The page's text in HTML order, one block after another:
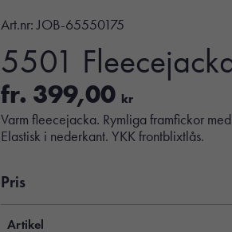
Art.nr:JOB-65550175
5501
fr. 399,00 kr
Varm fleecejacka. Rymliga framfickor
Elastisk i nederkant. YKK frontblixtlås.
Pris
Artikel